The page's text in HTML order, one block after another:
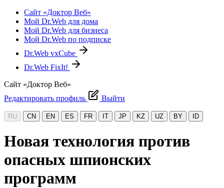
Сайт «Доктор Веб»
Мой Dr.Web для дома
Мой Dr.Web для бизнеса
Мой Dr.Web по подписке
Dr.Web vxCube
Dr.Web FixIt!
Сайт «Доктор Веб»
Редактировать профиль
Выйти
RU CN EN ES FR IT JP KZ UZ BY ID
Новая технология против
опасных шпионских
программ